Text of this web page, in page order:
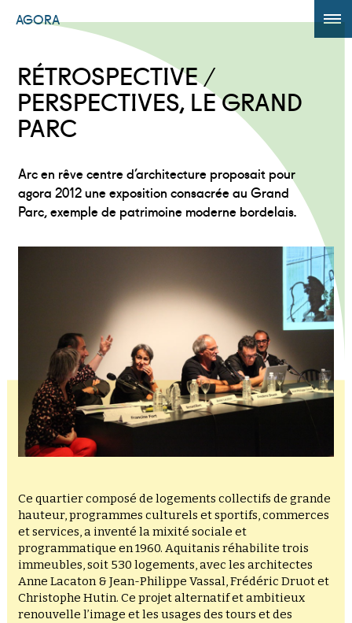
AGORA
AGORA +
Powered by
RÉTROSPECTIVE /
PERSPECTIVES, LE GRAND
PARC
Arc en rêve centre d’architecture proposait pour
agora 2012 une exposition consacrée au Grand
Parc, exemple de patrimoine moderne bordelais.
Ce quartier composé de logements collectifs de grande
hauteur, programmes culturels et sportifs, commerces
et services, a inventé la mixité sociale et
programmatique en 1960. Aquitanis réhabilite trois
immeubles, soit 530 logements, avec les architectes
Anne Lacaton & Jean-Philippe Vassal, Frédéric Druot et
Christophe Hutin. Ce projet alternatif et ambitieux
renouvelle l’image et les usages des tours et des